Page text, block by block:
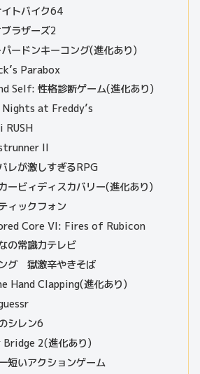
トバイク64
ラザーズ2
ードンキーコング(進化あり)
Parabox
Self: 性格診断ゲーム(進化あり)
at Freddy’s
RUSH
II
レが激しすぎるRPG
ービィディスカバリー(進化あり)
ィックフォン
Core VI: Fires of Rubicon
の常識力テレビ
グ 獄激辛やきそば
Hand Clapping(進化あり)
シレン6
2(進化あり)
短いアクションゲーム